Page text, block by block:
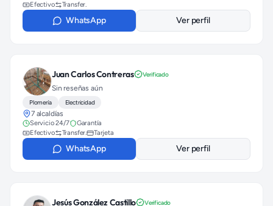
Efectivo
Transfer.
WhatsApp Ver perfil
Juan Carlos Contreras Verificado
Sin reseñas aún
Plomería Electricidad
7 alcaldías
Servicio 24/7
Garantía
Efectivo
Transfer. Tarjeta
WhatsApp Ver perfil
Jesús González Castillo Verificado